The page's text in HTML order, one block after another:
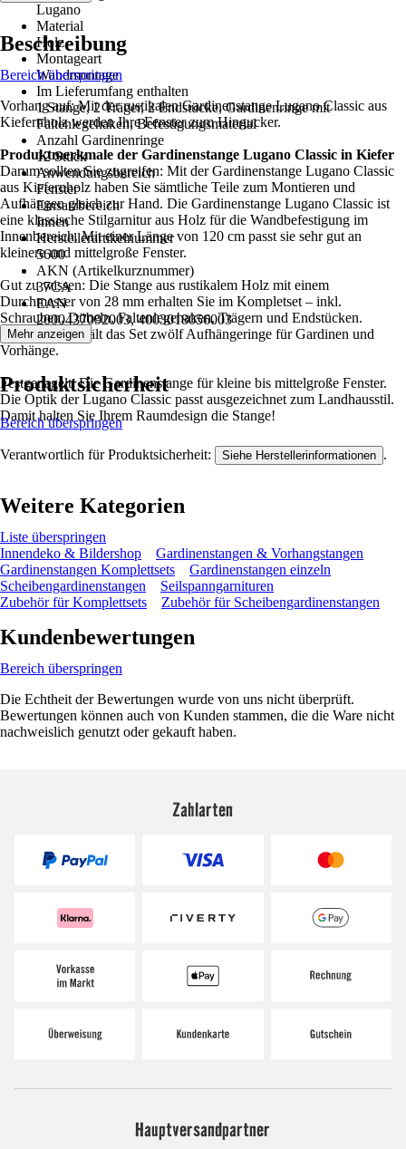
Lugano
Material
Holz
Montageart
Wandmontage
Im Lieferumfang enthalten
1 Stange, 2 Träger, 2 Endstücke, Gardinenringe mit
Faltenlegehaken, Befestigungsmaterial
Anzahl Gardinenringe
12 Stück
Anwendungsbereich
Fenster
Einsatzbereich
Innen
Herstellerartikelnummer
5600
AKN (Artikelkurznummer)
37CA
EAN
2000437092003, 4003018056003
Beschreibung
Bereich überspringen
Vorhang auf: Mit der rustikalen Gardinenstange Lugano Classic aus
Kiefernholz werden Ihre Fenster zum Hingucker.
Produktmerkmale der Gardinenstange Lugano Classic in Kiefer
Darum sollten Sie zugreifen: Mit der Gardinenstange Lugano Classic
aus Kiefernholz haben Sie sämtliche Teile zum Montieren und
Aufhängen gleich zur Hand. Die Gardinenstange Lugano Classic ist
eine klassische Stilgarnitur aus Holz für die Wandbefestigung im
Innenbereich. Mit einer Länge von 120 cm passt sie sehr gut an
kleinere und mittelgroße Fenster.
Gut zu wissen: Die Stange aus rustikalem Holz mit einem
Durchmesser von 28 mm erhalten Sie im Kompletset – inkl.
Schrauben, Dübeln, Faltenlegehaken, Trägern und Endstücken.
Außerdem enthält das Set zwölf Aufhängeringe für Gardinen und
Vorhänge.
Festgenagelt: Die Gardinenstange für kleine bis mittelgroße Fenster.
Die Optik der Lugano Classic passt ausgezeichnet zum Landhausstil.
Damit halten Sie Ihrem Raumdesign die Stange!
Mehr anzeigen
Produktsicherheit
Bereich überspringen
Verantwortlich für Produktsicherheit: Siehe Herstellerinformationen .
Weitere Kategorien
Liste überspringen
Innendeko & Bildershop
Gardinenstangen & Vorhangstangen
Gardinenstangen Komplettsets
Gardinenstangen einzeln
Scheibengardinenstangen
Seilspanngarnituren
Zubehör für Komplettsets
Zubehör für Scheibengardinenstangen
Kundenbewertungen
Bereich überspringen
Die Echtheit der Bewertungen wurde von uns nicht überprüft.
Bewertungen können auch von Kunden stammen, die die Ware nicht
nachweislich genutzt oder gekauft haben.
Zahlarten
Hauptversandpartner